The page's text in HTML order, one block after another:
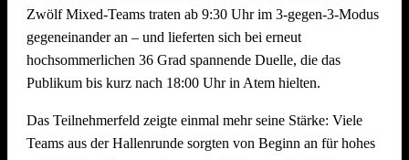
Samstag, 18. Juli 2026 ab 09.00 Uhr
Dekoration Festplatz, Preisaushang, Herstellung Salate
(Vereinsküche Saline)
Dienstag, 21. Juli 2026 ab 09.00 Uhr
Abbau !! Vor dem Fest ist bereits auch nach dem Fest und
Zwölf Mixed-Teams traten ab 9:30 Uhr im 3-gegen-3-Modus
gegeneinander an – und lieferten sich bei erneut
hochsommerlichen 36 Grad spannende Duelle, die das
Publikum bis kurz nach 18:00 Uhr in Atem hielten.
Das Teilnehmerfeld zeigte einmal mehr seine Stärke: Viele
Teams aus der Hallenrunde sorgten von Beginn an für hohes